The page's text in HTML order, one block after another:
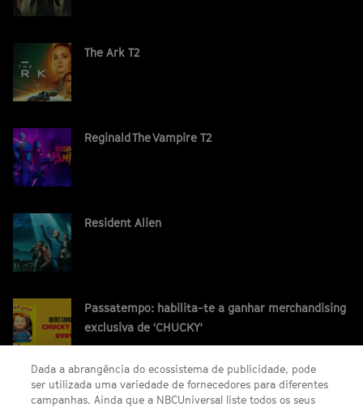
The Ark T2
Reginald The Vampire T2
Resident Alien
Passatempo: habilita-te a ganhar merchandising
exclusiva de 'CHUCKY'
Dada a abrangência do ecossistema de publicidade, pode
ser utilizada uma variedade de fornecedores para diferentes
campanhas. Ainda que a NBCUniversal liste todos os seus